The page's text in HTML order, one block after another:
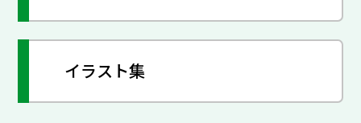
イラスト集